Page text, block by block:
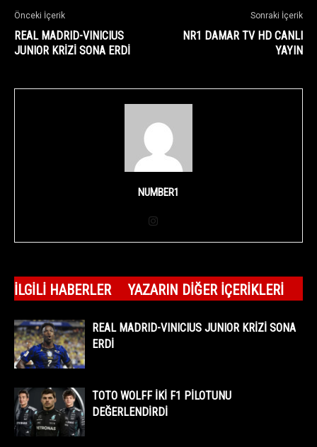
Önceki İçerik
REAL MADRID-VINICIUS
JUNIOR KRİZİ SONA ERDİ
Sonraki İçerik
NR1 DAMAR TV HD CANLI
YAYIN
NUMBER1
İLGILI HABERLER YAZARIN DIĞER İÇERIKLERI
REAL MADRID-VINICIUS JUNIOR KRİZİ SONA
ERDİ
TOTO WOLFF İKİ F1 PİLOTUNU
DEĞERLENDİRDİ